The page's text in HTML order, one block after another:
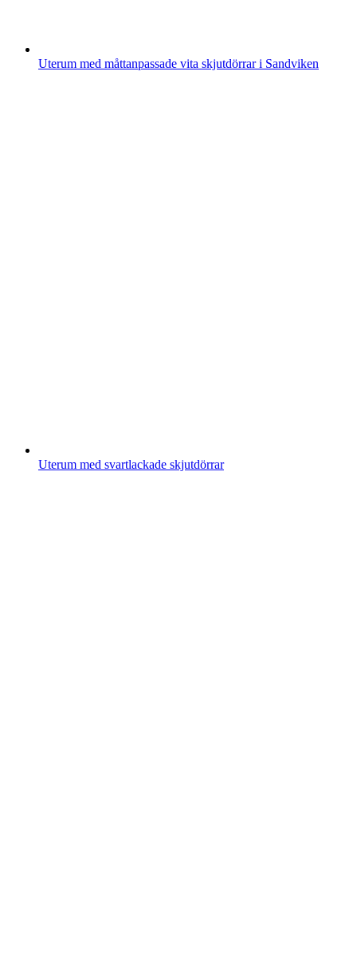
Uterum med måttanpassade vita skjutdörrar i Sandviken
Uterum med svartlackade skjutdörrar